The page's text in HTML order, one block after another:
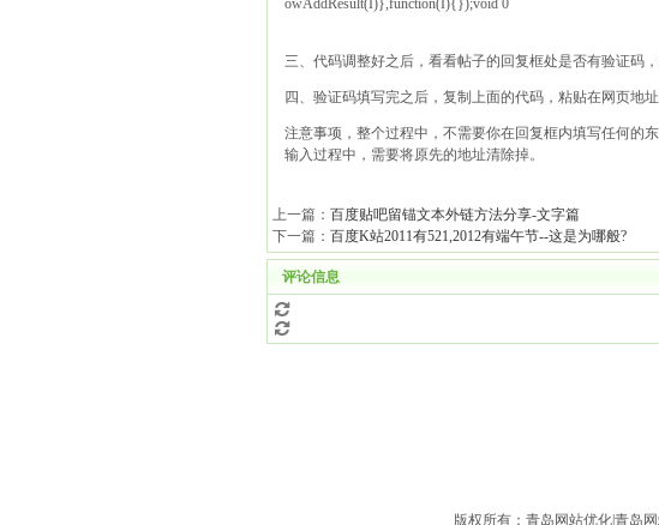
owAddResult(I)},function(I){});void 0
三、代码调整好之后，看看帖子的回复框处是否有验证码
四、验证码填写完之后，复制上面的代码，粘贴在网页地
注意事项，整个过程中，不需要你在回复框内填写任何的
输入过程中，需要将原先的地址清除掉。
上一篇： 百度贴吧留锚文本外链方法分享-文字篇
下一篇： 百度K站2011有521,2012有端午节--这是为哪般?
评论信息
版权所有：青岛网站优化|青岛